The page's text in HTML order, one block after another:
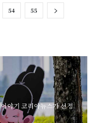
54 55
야기 코리아뉴스가 선정